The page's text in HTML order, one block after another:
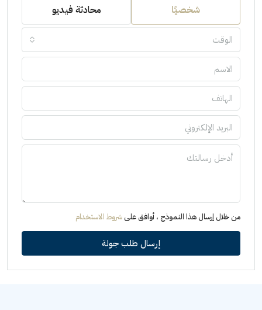
شخصيًا محادثة فيديو
الوقت
من خلال إرسال هذا النموذج ، أوافق على شروط الاستخدام
إرسال طلب جولة